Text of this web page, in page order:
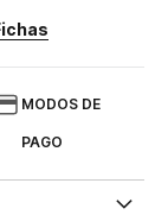
MODOS DE
PAGO